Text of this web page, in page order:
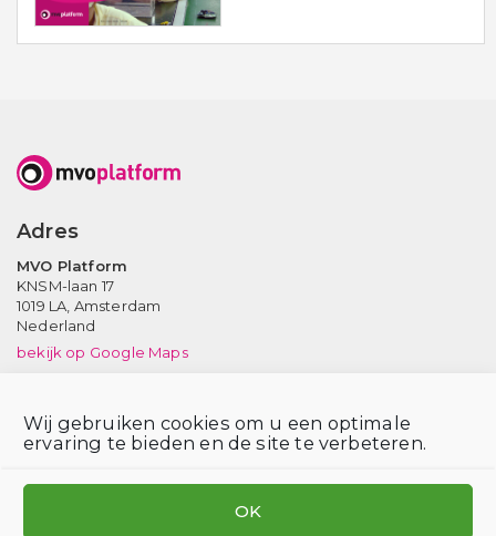
Wij gebruiken cookies om u een optimale
ervaring te bieden en de site te verbeteren.
OK
Adres
MVO Platform
KNSM-laan 17
1019 LA, Amsterdam
Nederland
bekijk op Google Maps
Tel: (020) 639 12 91 (ma-vr, 9-17 uur)
Email:info@mvoplatform.nl
V
V
V